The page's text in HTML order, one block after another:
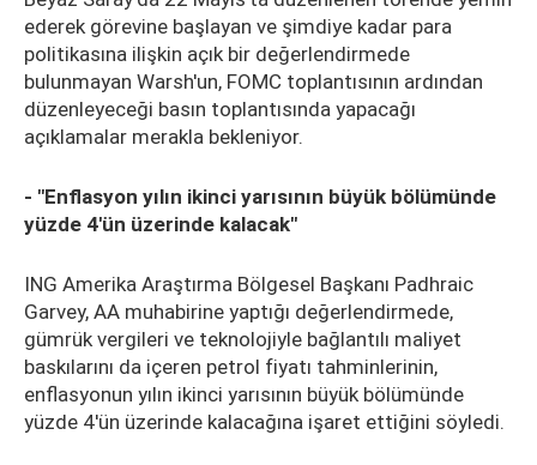
ederek görevine başlayan ve şimdiye kadar para
politikasına ilişkin açık bir değerlendirmede
bulunmayan Warsh'un, FOMC toplantısının ardından
düzenleyeceği basın toplantısında yapacağı
açıklamalar merakla bekleniyor.
- "Enflasyon yılın ikinci yarısının büyük bölümünde
yüzde 4'ün üzerinde kalacak"
ING Amerika Araştırma Bölgesel Başkanı Padhraic
Garvey, AA muhabirine yaptığı değerlendirmede,
gümrük vergileri ve teknolojiyle bağlantılı maliyet
baskılarını da içeren petrol fiyatı tahminlerinin,
enflasyonun yılın ikinci yarısının büyük bölümünde
yüzde 4'ün üzerinde kalacağına işaret ettiğini söyledi.